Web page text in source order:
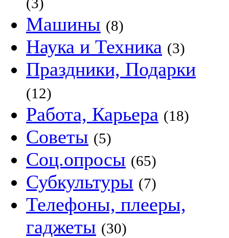
Машины (8)
Наука и Техника (3)
Праздники, Подарки
(12)
Работа, Карьера (18)
Советы (5)
Соц.опросы (65)
Субкультуры (7)
Телефоны, плееры,
гаджеты (30)